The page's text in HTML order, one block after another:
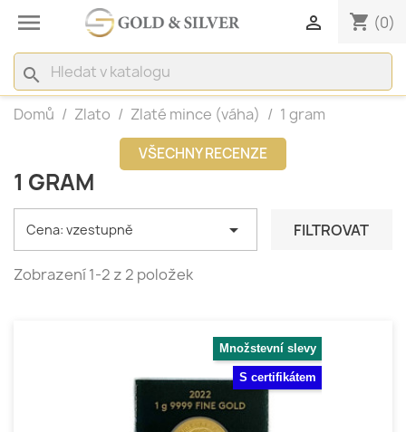
 shopping_cart (0)

search
Domů Zlato Zlaté mince (váha) 1 gram
VŠECHNY RECENZE
1 GRAM
Cena: vzestupně  FILTROVAT
Zobrazení 1-2 z 2 položek
Množstevní slevy
S certifikátem